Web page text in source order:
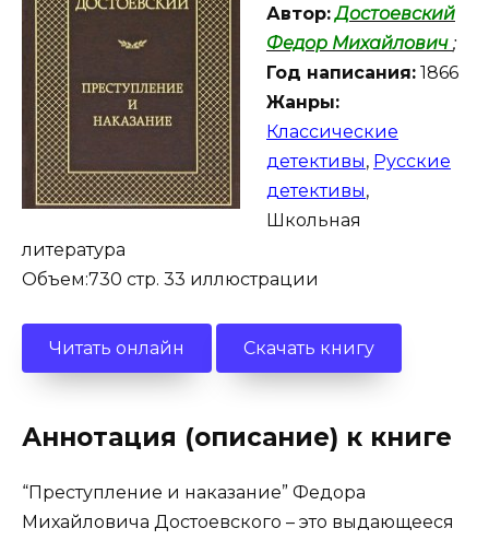
Автор: Достоевский
Федор Михайлович ;
Год написания: 1866
Жанры:
Классические
детективы, Русские
детективы,
Школьная
литература
Объем:730 стр. 33 иллюстрации
Читать онлайн Скачать книгу
Аннотация (описание) к книге
“Преступление и наказание” Федора
Михайловича Достоевского – это выдающееся